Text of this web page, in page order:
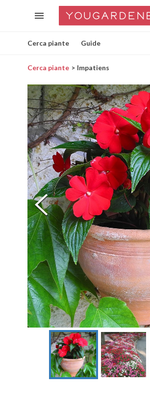
Cerca piante Guide
Cerca piante Impatiens